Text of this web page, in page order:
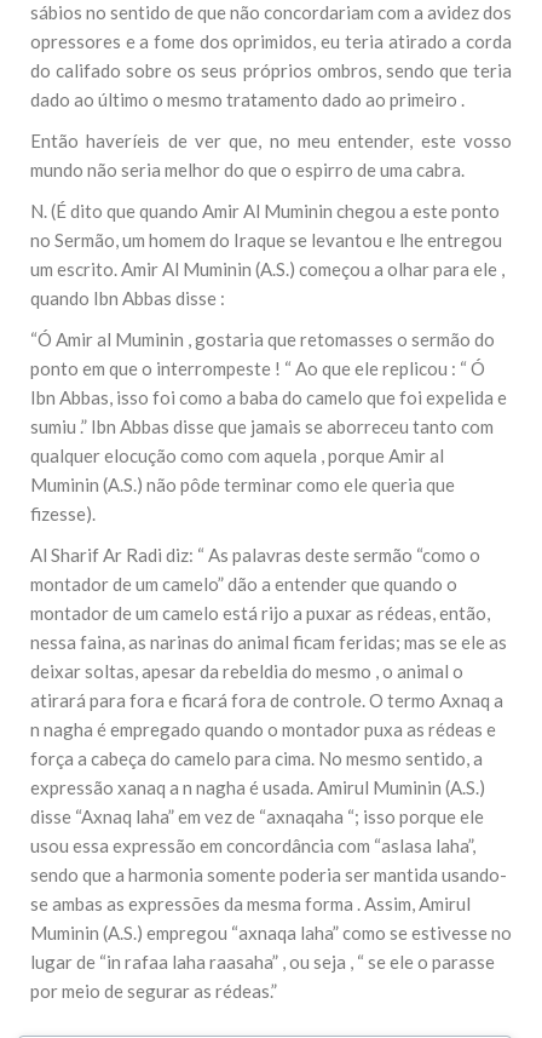
sábios no sentido de que não concordariam com a avidez dos
opressores e a fome dos oprimidos, eu teria atirado a corda
do califado sobre os seus próprios ombros, sendo que teria
dado ao último o mesmo tratamento dado ao primeiro .
Então haveríeis de ver que, no meu entender, este vosso
mundo não seria melhor do que o espirro de uma cabra.
N. (É dito que quando Amir Al Muminin chegou a este ponto
no Sermão, um homem do Iraque se levantou e lhe entregou
um escrito. Amir Al Muminin (A.S.) começou a olhar para ele ,
quando Ibn Abbas disse :
“Ó Amir al Muminin , gostaria que retomasses o sermão do
ponto em que o interrompeste ! “ Ao que ele replicou : “ Ó
Ibn Abbas, isso foi como a baba do camelo que foi expelida e
sumiu .” Ibn Abbas disse que jamais se aborreceu tanto com
qualquer elocução como com aquela , porque Amir al
Muminin (A.S.) não pôde terminar como ele queria que
fizesse).
Al Sharif Ar Radi diz: “ As palavras deste sermão “como o
montador de um camelo” dão a entender que quando o
montador de um camelo está rijo a puxar as rédeas, então,
nessa faina, as narinas do animal ficam feridas; mas se ele as
deixar soltas, apesar da rebeldia do mesmo , o animal o
atirará para fora e ficará fora de controle. O termo Axnaq a
n nagha é empregado quando o montador puxa as rédeas e
força a cabeça do camelo para cima. No mesmo sentido, a
expressão xanaq a n nagha é usada. Amirul Muminin (A.S.)
disse “Axnaq laha” em vez de “axnaqaha “; isso porque ele
usou essa expressão em concordância com “aslasa laha”,
sendo que a harmonia somente poderia ser mantida usando-
se ambas as expressões da mesma forma . Assim, Amirul
Muminin (A.S.) empregou “axnaqa laha” como se estivesse no
lugar de “in rafaa laha raasaha” , ou seja , “ se ele o parasse
por meio de segurar as rédeas.”